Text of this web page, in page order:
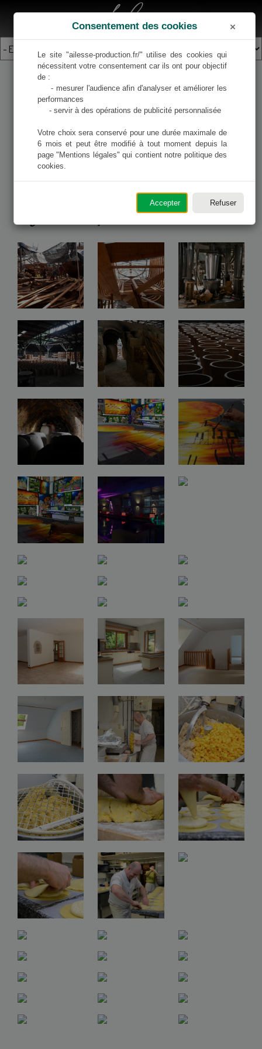
Ailesse
Photos d'entreprises
entreprise(corporate), quelque soit votre besoin, pour
moi la dynamique est la même. Je m'intègre à l'entreprise,
valorise l'équipe, le travail, les produits, la structure. Les
images représenteront l'énergie qui se dégage de cet
Galerie de photos
Consentement des cookies
Le site "ailesse-production.fr/" utilise des cookies qui
nécessitent votre consentement car ils ont pour objectif
de :
     - mesurer l'audience afin d'analyser et améliorer les
performances
Votre choix sera conservé pour une durée maximale de
6 mois et peut être modifié à tout moment depuis la
page "Mentions légales" qui contient notre politique des
cookies.
Accepter Refuser